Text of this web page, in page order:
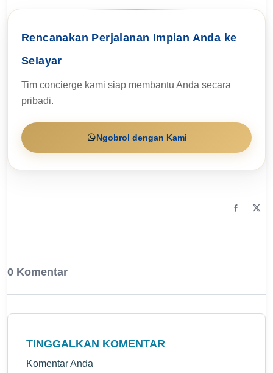
Rencanakan Perjalanan Impian Anda ke
Selayar
Tim concierge kami siap membantu Anda secara
pribadi.
Ngobrol dengan Kami
0 Komentar
TINGGALKAN KOMENTAR
Komentar Anda